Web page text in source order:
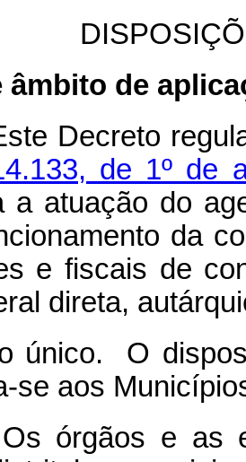
âmbito de
Decreto
de 1º de
a atuação do
da
e fiscais de
direta,
único. O
se aos
órgãos e as